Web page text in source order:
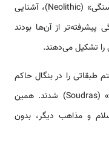
کرده‌اند. «نیشاداها» با فرهنگ «نئولتیک=نوسنگی» (Neolithic)، آشنایی
پیشرفته‌تر از آن‌ها بودند
را تشکیل می‌دهند.
طبقاتی را در بنگال حاکم
کرد و مردم بومی‌ آنجا جزو کاست «شودرا» (Soudras) شدند. همین
و مذاهب دیگر، بدون